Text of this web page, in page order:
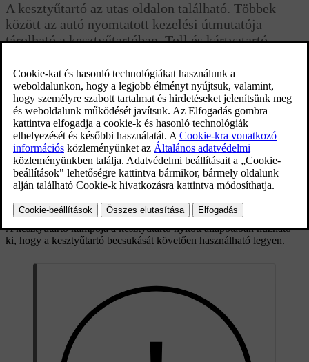
Frissítve 2023. 03. 16.
A kesztyűtartó az utas oldalon található. Többek
között az autó nyomtatott kezelési útmutatója
tárolható a kesztyűtartóban. Toll és kártyatartó
A kesztyűtartó kampója a kesztyűtartó nyitott állapotában húzható
ki, hogy a kesztyűtartó becsukását követően használható legyen.